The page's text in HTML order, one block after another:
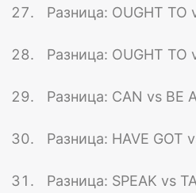
Разница: OUGHT TO
Разница: OUGHT TO
Разница: CAN vs BE
Разница: HAVE GOT
Разница: SPEAK vs